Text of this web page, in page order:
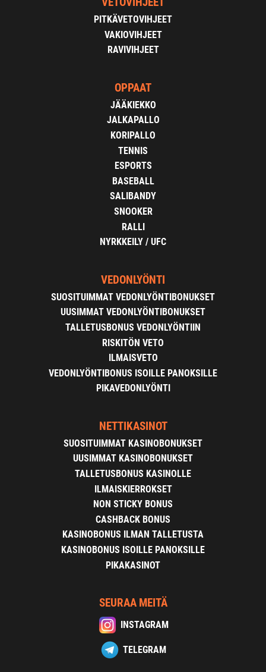
PITKÄVETOVIHJEET
VAKIOVIHJEET
RAVIVIHJEET
OPPAAT
JÄÄKIEKKO
JALKAPALLO
KORIPALLO
TENNIS
ESPORTS
BASEBALL
SALIBANDY
SNOOKER
RALLI
NYRKKEILY / UFC
VEDONLYÖNTI
SUOSITUIMMAT VEDONLYÖNTIBONUKSET
UUSIMMAT VEDONLYÖNTIBONUKSET
TALLETUSBONUS VEDONLYÖNTIIN
RISKITÖN VETO
ILMAISVETO
VEDONLYÖNTIBONUS ISOILLE PANOKSILLE
PIKAVEDONLYÖNTI
NETTIKASINOT
SUOSITUIMMAT KASINOBONUKSET
UUSIMMAT KASINOBONUKSET
TALLETUSBONUS KASINOLLE
ILMAISKIERROKSET
NON STICKY BONUS
CASHBACK BONUS
KASINOBONUS ILMAN TALLETUSTA
KASINOBONUS ISOILLE PANOKSILLE
PIKAKASINOT
SEURAA MEITÄ
INSTAGRAM
TELEGRAM